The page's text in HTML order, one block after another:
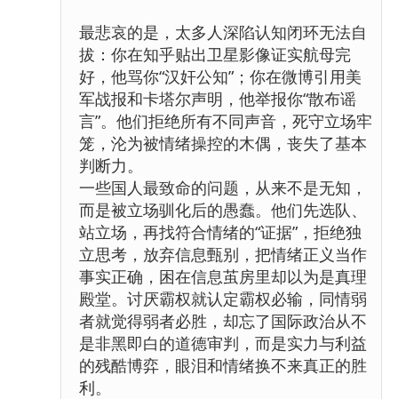
最悲哀的是，太多人深陷认知闭环无法自
拔：你在知乎贴出卫星影像证实航母完
好，他骂你“汉奸公知”；你在微博引用美
军战报和卡塔尔声明，他举报你“散布谣
言”。他们拒绝所有不同声音，死守立场牢
笼，沦为被情绪操控的木偶，丧失了基本
判断力。
一些国人最致命的问题，从来不是无知，
而是被立场驯化后的愚蠢。他们先选队、
站立场，再找符合情绪的“证据”，拒绝独
立思考，放弃信息甄别，把情绪正义当作
事实正确，困在信息茧房里却以为是真理
殿堂。讨厌霸权就认定霸权必输，同情弱
者就觉得弱者必胜，却忘了国际政治从不
是非黑即白的道德审判，而是实力与利益
的残酷博弈，眼泪和情绪换不来真正的胜
利。